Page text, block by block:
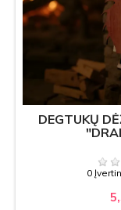
DEGTUKŲ
0